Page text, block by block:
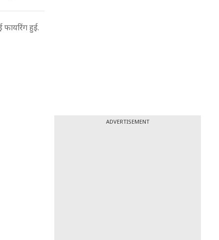
हुई.
ADVERTISEMENT